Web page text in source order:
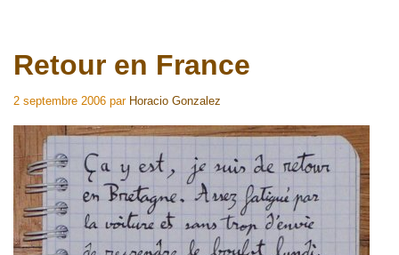
Retour en France
2 septembre 2006 par Horacio Gonzalez